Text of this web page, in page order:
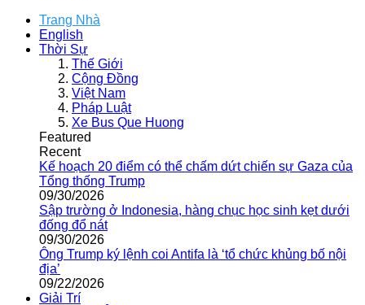
Trang Nhà
English
Thời Sự
Thế Giới
Cộng Đồng
Việt Nam
Pháp Luật
Xe Bus Que Huong
Featured
Recent
Kế hoạch 20 điểm có thể chấm dứt chiến sự Gaza của
Tổng thống Trump
09/30/2026
Sập trường ở Indonesia, hàng chục học sinh kẹt dưới
đống đổ nát
09/30/2026
Ông Trump ký lệnh coi Antifa là ‘tổ chức khủng bố nội
địa’
09/22/2026
Giải Trí